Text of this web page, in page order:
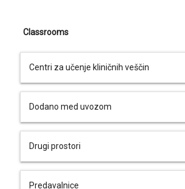
Classrooms
Centri za učenje kliničnih veščin
Dodano med uvozom
Drugi prostori
Predavalnice